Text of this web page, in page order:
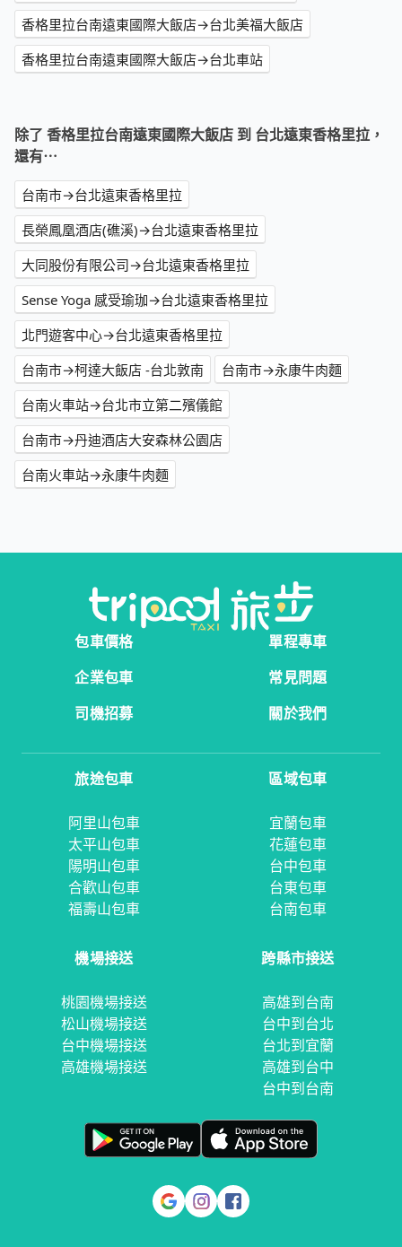
香格里拉台南遠東國際大飯店→台北美福大飯店
香格里拉台南遠東國際大飯店→台北車站
除了 香格里拉台南遠東國際大飯店 到 台北遠東香格里拉，
還有⋯
台南市→台北遠東香格里拉
長榮鳳凰酒店(礁溪)→台北遠東香格里拉
大同股份有限公司→台北遠東香格里拉
Sense Yoga 感受瑜珈→台北遠東香格里拉
北門遊客中心→台北遠東香格里拉
台南市→柯達大飯店 -台北敦南
台南市→永康牛肉麵
台南火車站→台北市立第二殯儀館
台南市→丹迪酒店大安森林公園店
台南火車站→永康牛肉麵
包車價格
單程專車
企業包車
常見問題
司機招募
關於我們
旅途包車
阿里山包車
太平山包車
陽明山包車
合歡山包車
福壽山包車
區域包車
宜蘭包車
花蓮包車
台中包車
台東包車
台南包車
機場接送
桃園機場接送
松山機場接送
台中機場接送
高雄機場接送
跨縣市接送
高雄到台南
台中到台北
台北到宜蘭
高雄到台中
台中到台南